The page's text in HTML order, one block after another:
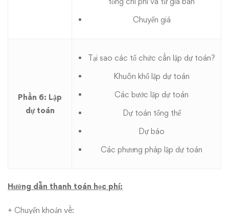
Chuyển giá
Phần 6: Lập
dự toán
Tại sao các tổ chức cần lập dự toán?
Khuôn khổ lập dự toán
Các bước lập dự toán
Dự toán tổng thể
Dự báo
Các phương pháp lập dự toán
Hướng dẫn thanh toán học phí:
+ Chuyển khoản về: